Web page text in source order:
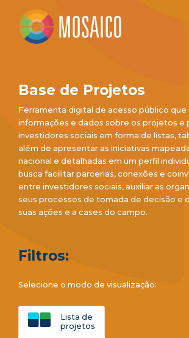
Base de Projetos
Ferramenta digital de acesso público que
informações e dados sobre os projetos e
investidores sociais em forma de listas,
além de apresentar as iniciativas
nacional e detalhadas em um perfil
busca facilitar parcerias, conexões e
entre investidores sociais, auxiliar as
seus processos de tomada de decisão e
suas ações e a cases do campo.
Filtros:
Selecione o modo de visualização:
Lista de
projetos